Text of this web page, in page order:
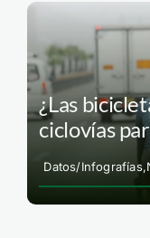
¿Las
ciclovías
Datos/